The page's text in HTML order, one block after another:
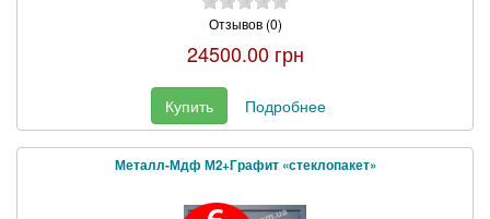
Отзывов (0)
24500.00 грн
Купить Подробнее
Металл-Мдф М2+Графит «стеклопакет»